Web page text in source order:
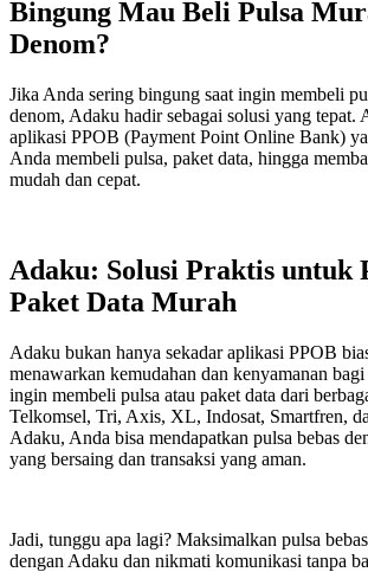
Bingung Mau Beli Pulsa
Denom?
Jika Anda sering bingung saat ingin membeli
denom, Adaku hadir sebagai solusi yang tepat.
aplikasi PPOB (Payment Point Online Bank)
Anda membeli pulsa, paket data, hingga
mudah dan cepat.
Adaku: Solusi Praktis untuk
Paket Data Murah
Adaku bukan hanya sekadar aplikasi PPOB
menawarkan kemudahan dan kenyamanan
ingin membeli pulsa atau paket data dari
Telkomsel, Tri, Axis, XL, Indosat, Smartfren,
Adaku, Anda bisa mendapatkan pulsa bebas
yang bersaing dan transaksi yang aman.
Jadi, tunggu apa lagi? Maksimalkan pulsa
dengan Adaku dan nikmati komunikasi tanpa